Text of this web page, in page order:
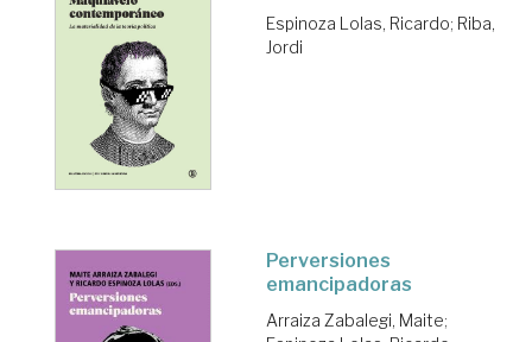
Espinoza Lolas, Ricardo; Riba,
Jordi
Perversiones
emancipadoras
Arraiza Zabalegi, Maite;